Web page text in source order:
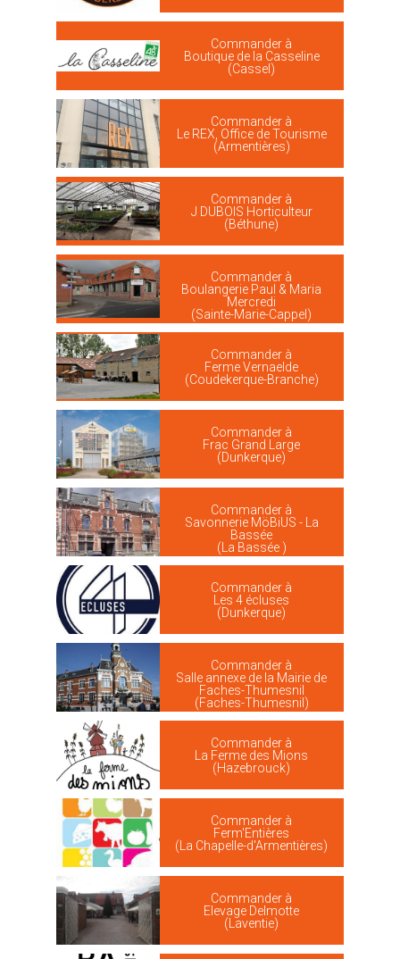
Commander à
Boutique de la Casseline
(Cassel)
Commander à
Le REX, Office de Tourisme
(Armentières)
Commander à
J DUBOIS Horticulteur
(Béthune)
Commander à
Boulangerie Paul & Maria
Mercredi
(Sainte-Marie-Cappel)
Commander à
Ferme Vernaelde
(Coudekerque-Branche)
Commander à
Frac Grand Large
(Dunkerque)
Commander à
Savonnerie MöBiUS - La
Bassée
(La Bassée )
Commander à
Les 4 écluses
(Dunkerque)
Commander à
Salle annexe de la Mairie de
Faches-Thumesnil
(Faches-Thumesnil)
Commander à
La Ferme des Mions
(Hazebrouck)
Commander à
Ferm'Entières
(La Chapelle-d'Armentières)
Commander à
Elevage Delmotte
(Laventie)